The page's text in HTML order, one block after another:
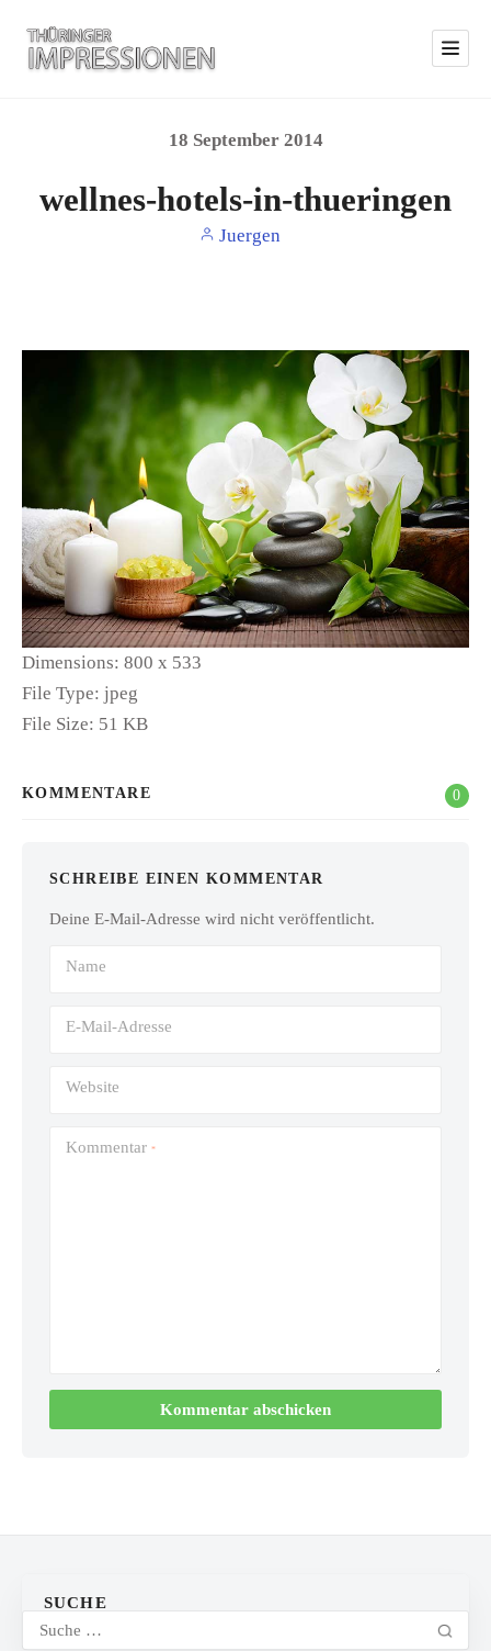
18 September 2014
wellnes-hotels-in-thueringen
Juergen
Dimensions: 800 x 533
File Type: jpeg
File Size: 51 KB
KOMMENTARE 0
SCHREIBE EINEN KOMMENTAR
Deine E-Mail-Adresse wird nicht veröffentlicht.
Name
E-Mail-Adresse
Website
Kommentar *
SUCHE